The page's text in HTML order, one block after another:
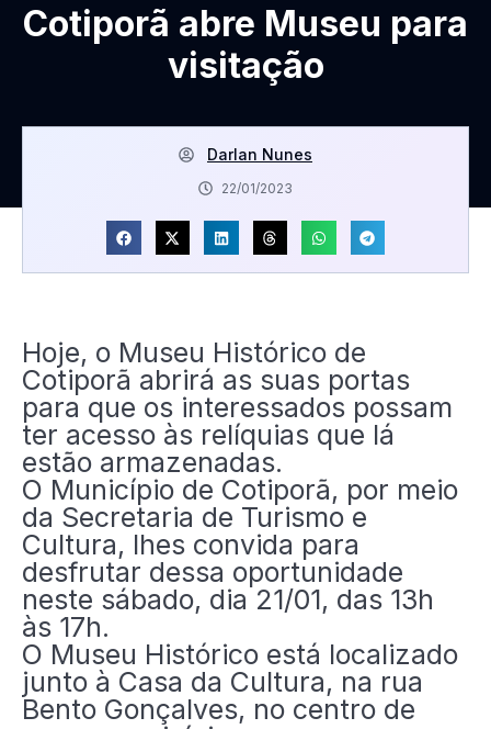
Cotiporã abre Museu para
visitação
Darlan Nunes
22/01/2023
Hoje, o Museu Histórico de
Cotiporã abrirá as suas portas
para que os interessados possam
ter acesso às relíquias que lá
estão armazenadas.
O Município de Cotiporã, por meio
da Secretaria de Turismo e
Cultura, lhes convida para
desfrutar dessa oportunidade
neste sábado, dia 21/01, das 13h
às 17h.
O Museu Histórico está localizado
junto à Casa da Cultura, na rua
Bento Gonçalves, no centro de